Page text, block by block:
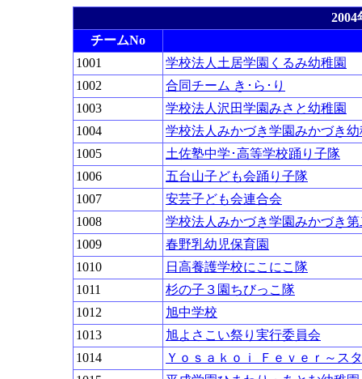
チームNo
1001
学校法人土居学園くるみ幼稚園
1002
合同チーム き･ら･り
1003
学校法人沢田学園みさと幼稚園
1004
学校法人みかづき学園みかづき
1005
土佐塾中学･高等学校踊り子隊
1006
五台山子ども会踊り子隊
1007
安芸子ども会連合会
1008
学校法人みかづき学園みかづき
1009
春野乳幼児保育園
1010
日高養護学校にこにこ隊
1011
杉の子３園ちびっこ隊
1012
旭中学校
1013
旭よさこい祭り実行委員会
1014
Ｙｏｓａｋｏｉ Ｆｅｖｅｒ～ス